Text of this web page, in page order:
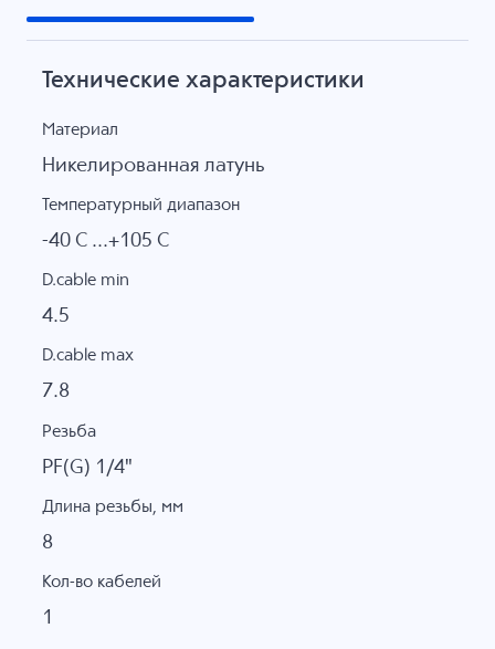
Технические характеристики
Материал
Никелированная латунь
Температурный диапазон
-40 C ...+105 C
D.cable min
4.5
D.cable max
7.8
Резьба
PF(G) 1/4"
Длина резьбы, мм
8
Кол-во кабелей
1